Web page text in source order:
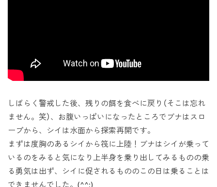
しばらく警戒した後、残りの餌を食べに戻り（そこは忘れ
ません。笑）、お腹いっぱいになったところでブナはスロ
ープから、シイは水面から探索再開です。
まずは度胸のあるシイから筏に上陸！ブナはシイが乗って
いるのをみると気になり上半身を乗り出してみるものの乗
る勇気は出ず、シイに促されるもののこの日は乗ることは
できませんでした。(^^;)